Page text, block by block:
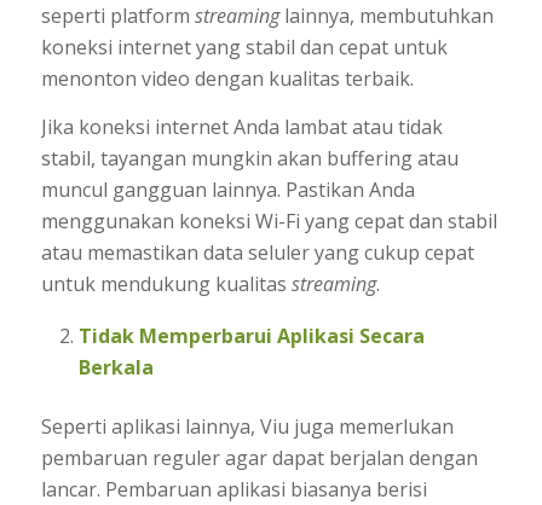
seperti platform streaminglainnya, membutuhkan
koneksi internet yang stabil dan cepat untuk
menonton video dengan kualitas terbaik.
Jika koneksi internet Anda lambat atau tidak
stabil, tayangan mungkin akan buffering atau
muncul gangguan lainnya. Pastikan Anda
menggunakan koneksi Wi-Fi yang cepat dan stabil
atau memastikan data seluler yang cukup cepat
untuk mendukung kualitas streaming.
Tidak Memperbarui Aplikasi Secara
Berkala
Seperti aplikasi lainnya, Viu juga memerlukan
pembaruan reguler agar dapat berjalan dengan
lancar. Pembaruan aplikasi biasanya berisi